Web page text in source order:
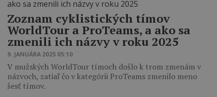
Zoznam cyklistických tímov
WorldTour a ProTeams, a ako sa
zmenili ich názvy v roku 2025
9. JANUÁRA 2025 05:10
V mužských WorldTour tímoch došlo k trom zmenám v
názvoch, zatiaľ čo v kategórii ProTeams zmenilo meno
šesť tímov.